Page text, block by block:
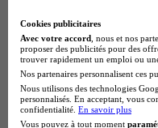
BTS Dietetique en
BTS Mco en
BTS Pi en alternance
BTS Sp3s en
Master CCA en
BTS Ndrc en
BTS Sam en alternance
Cookies publicitaires
Avec votre accord , nous et nos
proposer des publicités pour des
trouver rapidement un emploi ou
Nos partenaires personnalisent ces
Nous utilisons des technologies
personnalisés. En acceptant, vous
confidentialité. En savoir plus
Vous pouvez à tout moment